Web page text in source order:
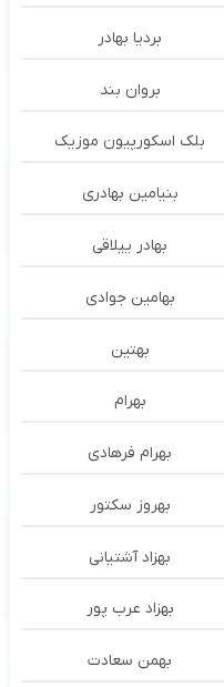
بردیا بهادر
بروان بند
بلک اسکورپیون موزیک
بنیامین بهادری
بهادر ییلاقی
بهامین جوادی
بهتین
بهرام
بهرام فرهادی
بهروز سکتور
بهزاد آشتیانی
بهزاد عرب پور
بهمن سعادت